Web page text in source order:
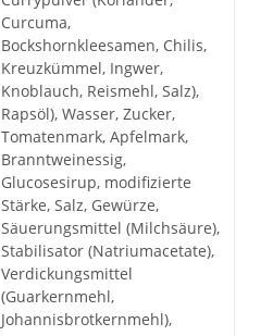
Curcuma,
Bockshornkleesamen, Chilis,
Kreuzkümmel, Ingwer,
Knoblauch, Reismehl, Salz),
Rapsöl), Wasser, Zucker,
Tomatenmark, Apfelmark,
Branntweinessig,
Glucosesirup, modifizierte
Stärke, Salz, Gewürze,
Säuerungsmittel (Milchsäure),
Stabilisator (Natriumacetate),
Verdickungsmittel
(Guarkernmehl,
Johannisbrotkernmehl),